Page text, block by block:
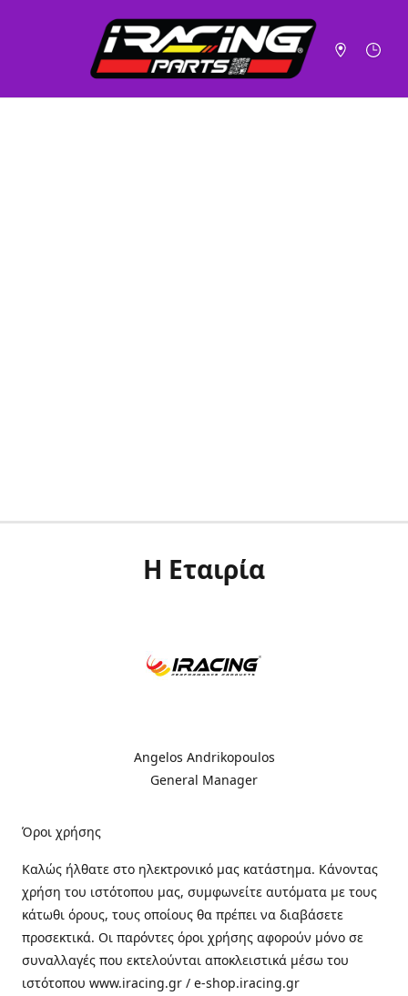
Η Εταιρία
Angelos Andrikopoulos
General Manager
Όροι χρήσης
Καλώς ήλθατε στo ηλεκτρονικό μας κατάστημα. Κάνοντας
χρήση του ιστότοπου μας, συμφωνείτε αυτόματα με τους
κάτωθι όρους, τους οποίους θα πρέπει να διαβάσετε
προσεκτικά. Οι παρόντες όροι χρήσης αφορούν μόνο σε
συναλλαγές που εκτελούνται αποκλειστικά μέσω του
ιστότοπου www.iracing.gr / e-shop.iracing.gr